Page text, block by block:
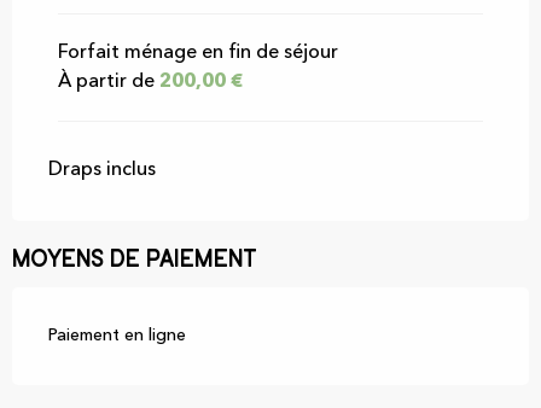
Forfait ménage en fin de séjour
À partir de 200,00 €
Draps inclus
Moyens de paiement
Paiement en ligne